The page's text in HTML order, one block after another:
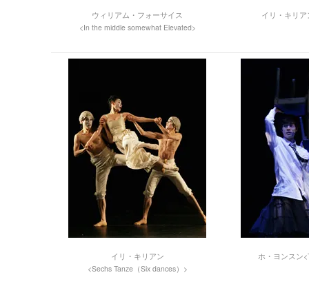
ウィリアム・フォーサイス
<In the middle somewhat Elevated>
イリ・キリア
イリ・キリアン
<Sechs Tanze（Six dances）>
ホ・ヨンスン